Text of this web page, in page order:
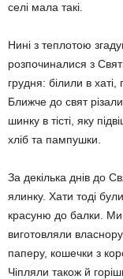
селі мала такі.
Нині з теплотою
розпочиналися з
грудня: білили в
Ближче до свят
шинку в тісті, яку
хліб та пампушки.
За декілька днів до
ялинку. Хати тоді
красуню до балки.
виготовляли
паперу, кошечки з
Чіпляли також й